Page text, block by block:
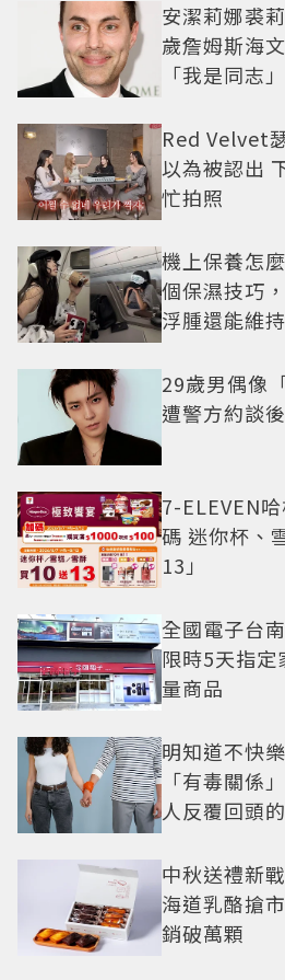
安潔莉娜裘
歲詹姆斯海
「我是同志」
Red Velvet
以為被認出
忙拍照
機上保養怎
個保濕技巧
浮腫還能維
29歲男偶像
遭警方約談
7-ELEVEN
碼 迷你杯、
13」
全國電子台
限時5天指定
量商品
明知道不快
「有毒關係
人反覆回頭
中秋送禮新
海道乳酪搶
銷破萬顆